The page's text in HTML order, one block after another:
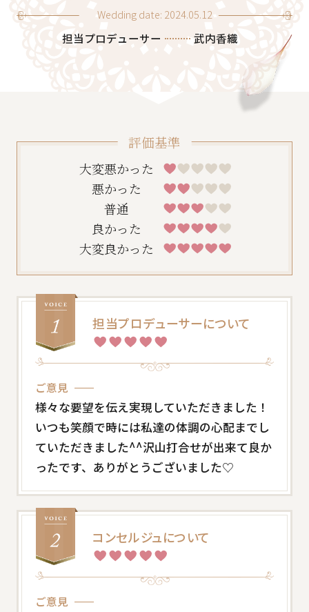
一緒に唯一無二の結婚式をプロデュースしませ
んか？採用情報はこちら
Wedding date: 2024.05.12
担当プロデューサー 武内香織
評価基準
大変悪かった
悪かった
普通
良かった
大変良かった
担当プロデューサーについて
ご意見
様々な要望を伝え実現していただきました！
いつも笑顔で時には私達の体調の心配までし
ていただきました^^沢山打合せが出来て良か
ったです、ありがとうございました♡
コンセルジュについて
ご意見